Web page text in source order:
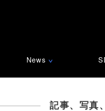
News ∨
記事、写真